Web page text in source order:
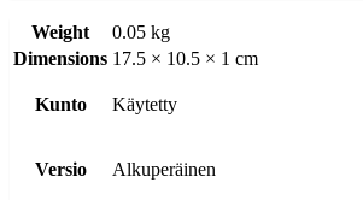
Weight
0.05 kg
Dimensions 17.5 × 10.5 × 1 cm
Kunto Käytetty
Versio Alkuperäinen